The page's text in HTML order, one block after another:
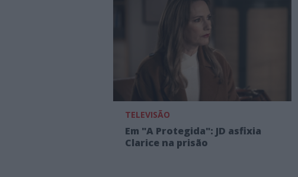
TELEVISÃO
Em "A Protegida": JD asfixia
Clarice na prisão